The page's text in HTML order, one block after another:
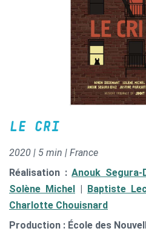
LE CRI
2020 | 5 min | France
Réalisation :Anouk Segura-
Solène Michel
Baptiste
Charlotte Chouisnard
Production : École des